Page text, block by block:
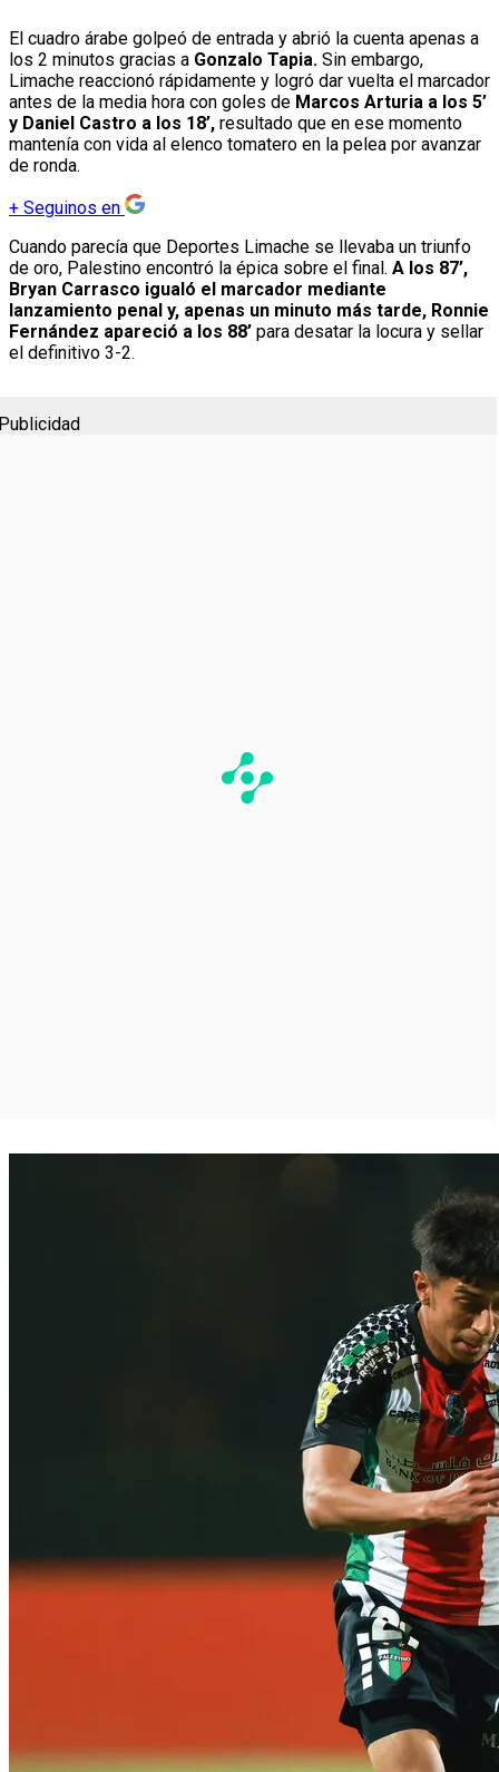
El cuadro árabe golpeó de entrada y abrió la cuenta apenas a
los 2 minutos gracias a Gonzalo Tapia. Sin embargo,
Limache reaccionó rápidamente y logró dar vuelta el marcador
antes de la media hora con goles de Marcos Arturia a los 5’
y Daniel Castro a los 18’, resultado que en ese momento
mantenía con vida al elenco tomatero en la pelea por avanzar
de ronda.
+ Seguinos en
Cuando parecía que Deportes Limache se llevaba un triunfo
de oro, Palestino encontró la épica sobre el final. A los 87’,
Bryan Carrasco igualó el marcador mediante
lanzamiento penal y, apenas un minuto más tarde, Ronnie
Fernández apareció a los 88’ para desatar la locura y sellar
el definitivo 3-2.